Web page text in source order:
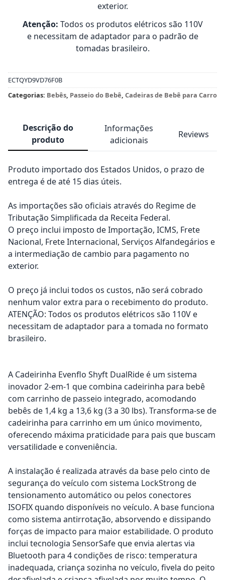
exterior.
Atenção: Todos os produtos elétricos são 110V
e necessitam de adaptador para o padrão de
tomadas brasileiro.
ECTQYD9VD76F0B
Categorias: Bebês, Passeio do Bebê, Cadeiras de Bebê para Carro
Descrição do
produto
Informações
adicionais
Reviews
Produto importado dos Estados Unidos, o prazo de
entrega é de até 15 dias úteis.
As importações são oficiais através do Regime de
Tributação Simplificada da Receita Federal.
O preço inclui imposto de Importação, ICMS, Frete
Nacional, Frete Internacional, Serviços Alfandegários e
a intermediação de cambio para pagamento no
exterior.
O preço já inclui todos os custos, não será cobrado
nenhum valor extra para o recebimento do produto.
ATENÇÃO: Todos os produtos elétricos são 110V e
necessitam de adaptador para a tomada no formato
brasileiro.
A Cadeirinha Evenflo Shyft DualRide é um sistema
inovador 2-em-1 que combina cadeirinha para bebê
com carrinho de passeio integrado, acomodando
bebês de 1,4 kg a 13,6 kg (3 a 30 lbs). Transforma-se de
cadeirinha para carrinho em um único movimento,
oferecendo máxima praticidade para pais que buscam
versatilidade e conveniência.
A instalação é realizada através da base pelo cinto de
segurança do veículo com sistema LockStrong de
tensionamento automático ou pelos conectores
ISOFIX quando disponíveis no veículo. A base funciona
como sistema antirrotação, absorvendo e dissipando
forças de impacto para maior estabilidade. O produto
inclui tecnologia SensorSafe que envia alertas via
Bluetooth para 4 condições de risco: temperatura
inadequada, criança sozinha no veículo, fivela do peito